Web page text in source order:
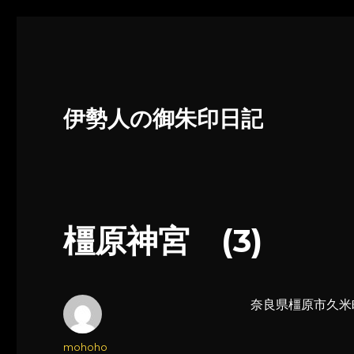
伊勢人の御朱印日記
橿原神宮 (3)
奈良県橿原市久
投
mohoho